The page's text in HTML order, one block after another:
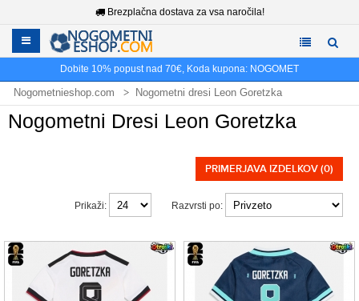
Brezplačna dostava za vsa naročila!
Dobite 10% popust nad 70€, Koda kupona: NOGOMET
Nogometnieshop.com Nogometni dresi Leon Goretzka
Nogometni Dresi Leon Goretzka
PRIMERJAVA IZDELKOV (0)
Razvrsti po:
Prikaži: